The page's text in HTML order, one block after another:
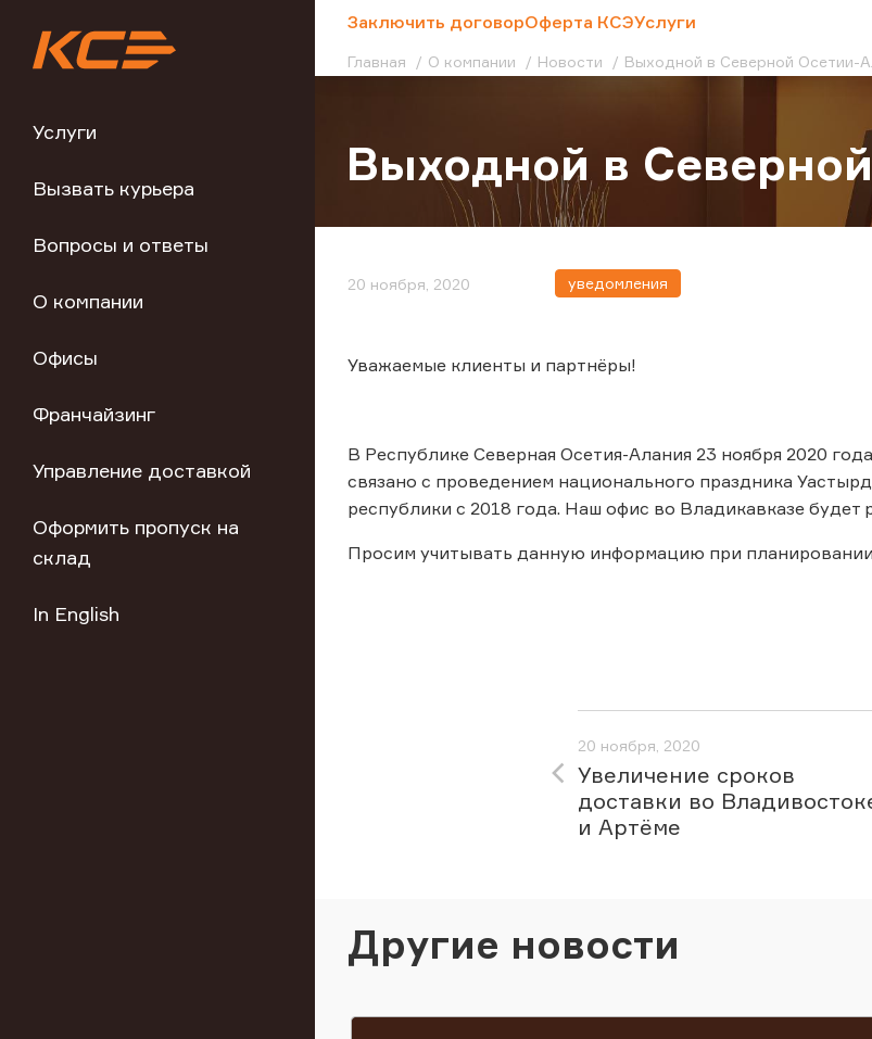
Услуги
Вызвать курьера
Вопросы и ответы
О компании
Офисы
Франчайзинг
Управление доставкой
Оформить пропуск на
склад
In English
Заключить договорОферта КСЭУслуги
Главная О компании Новости Выходной в Северной Осетии-
Выходной в
20 ноября, 2020 уведомления
Уважаемые клиенты и партнёры!
В Республике Северная Осетия-Алания 23 ноября 2020
связано с проведением национального праздника
республики с 2018 года. Наш офис во Владикавказе будет
Просим учитывать данную информацию при
20 ноября, 2020
Увеличение сроков
доставки во
и Артёме
Другие новости